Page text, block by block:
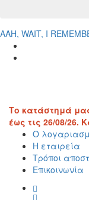
AAH, WAIT, I
Το κατάστημά
έως τις 26/08/26.
Ο
Η εταιρεία
Τρόποι
Επικοινωνία